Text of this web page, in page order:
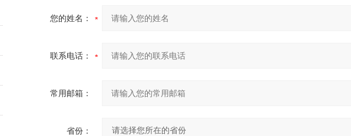
您的姓名：
联系电话：
常用邮箱：
省份：